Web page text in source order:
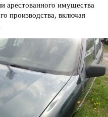
арестованного имущества
производства, включая